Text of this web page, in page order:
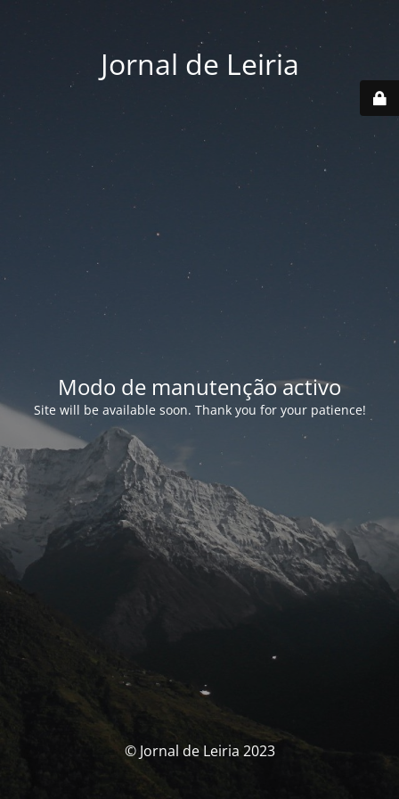
Jornal de Leiria
Modo de manutenção activo
Site will be available soon. Thank you for your patience!
© Jornal de Leiria 2023